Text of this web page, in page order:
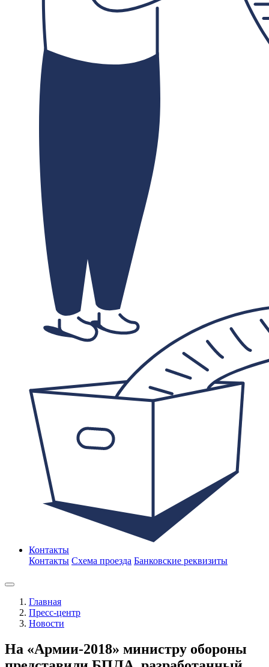
Контакты
Контакты Схема проезда Банковские реквизиты
Главная
Пресс-центр
Новости
На «Армии-2018» министру обороны